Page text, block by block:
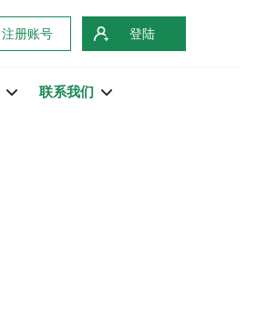
注册账号 登陆
联系我们